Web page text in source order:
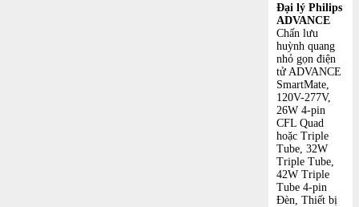
Đại lý Philips
ADVANCE
Chấn lưu
huỳnh quang
nhỏ gọn điện
tử ADVANCE
SmartMate,
120V-277V,
26W 4-pin
CFL Quad
hoặc Triple
Tube, 32W
Triple Tube,
42W Triple
Tube 4-pin
Đèn, Thiết bị